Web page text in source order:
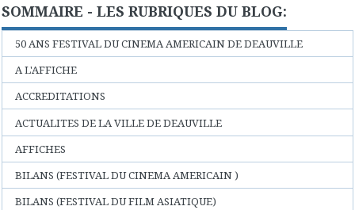
SOMMAIRE - LES RUBRIQUES DU BLOG:
50 ANS FESTIVAL DU CINEMA AMERICAIN DE DEAUVILLE
A L'AFFICHE
ACCREDITATIONS
ACTUALITES DE LA VILLE DE DEAUVILLE
AFFICHES
BILANS (FESTIVAL DU CINEMA AMERICAIN )
BILANS (FESTIVAL DU FILM ASIATIQUE)